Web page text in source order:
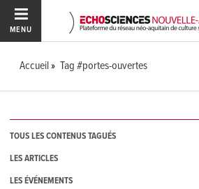
MENU
Accueil Tag #portes-ouvertes
TOUS LES CONTENUS TAGUÉS
LES ARTICLES
LES ÉVÉNEMENTS